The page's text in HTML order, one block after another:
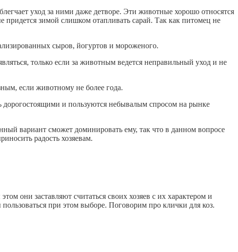
уход за ними даже детворе. Эти животные хорошо относятся
придется зимой слишком отапливать сарай. Так как питомец не
сыров, йогуртов и мороженого.
только если за животным ведется неправильный уход и не
если животному не более года.
дорогостоящими и пользуются небывалым спросом на рынке
вариант сможет доминировать ему, так что в данном вопросе
радость хозяевам.
они заставляют считаться своих хозяев с их характером и
при этом выборе. Поговорим про клички для коз.